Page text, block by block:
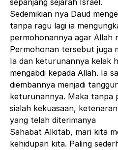
sepanjang sejarah Israel.
Sedemikian nya Daud
tanpa ragu lagi ia
permohonannya agar Allah
Permohonan tersebut juga
Ia dan keturunannya kelak
mengabdi kepada Allah. Ia
diembannya menjadi
keturunannya. Maka tanpa
sialah kekuasaan,
yang telah diterimanya
Sahabat Alkitab, mari kita
kehidupan kita. Paling